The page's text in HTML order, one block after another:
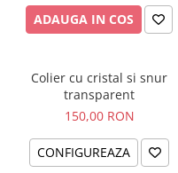
ADAUGA IN COS
Colier cu cristal si snur
transparent
150,00 RON
CONFIGUREAZA